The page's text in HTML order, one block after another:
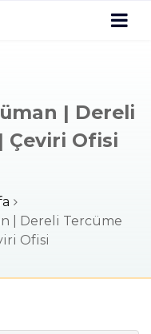
| Dereli
Çeviri Ofisi
| Dereli Tercüme
Ofisi